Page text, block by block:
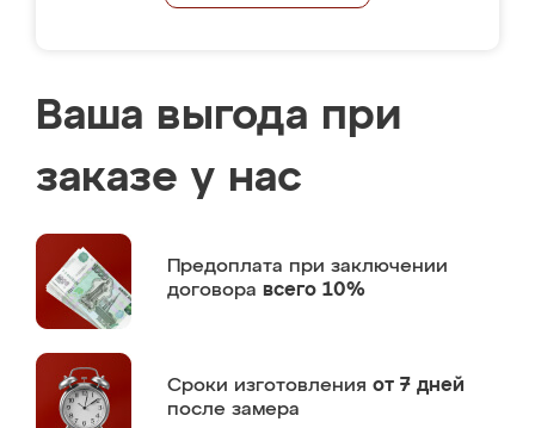
Ваша выгода при
заказе у нас
Предоплата при заключении
договора всего 10%
Сроки изготовления от 7 дней
после замера